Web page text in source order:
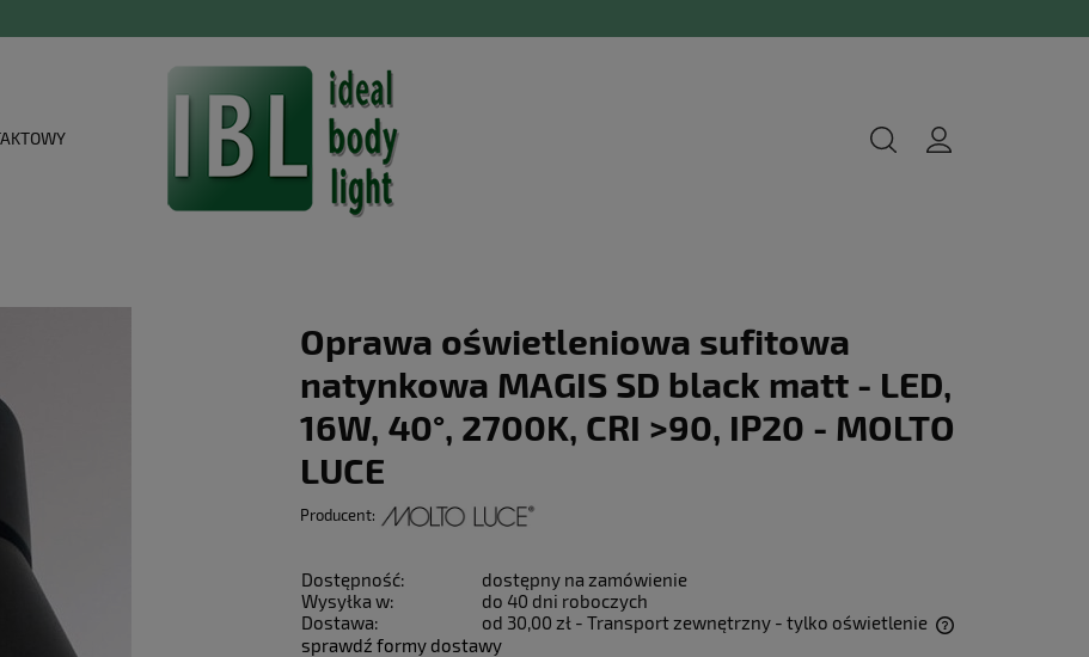
Oprawa oświetleniowa sufitowa
natynkowa MAGIS SD black matt - LED,
16W, 40°, 2700K, CRI >90, IP20 - MOLTO
LUCE
Producent:
Dostępność:
dostępny na zamówienie
Wysyłka w:
do 40 dni roboczych
Dostawa:
od 30,00 zł - Transport zewnętrzny - tylko oświetlenie
sprawdź formy dostawy